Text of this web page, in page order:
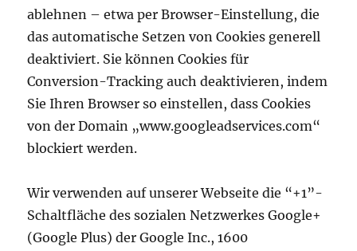
ablehnen – etwa per Browser-Einstellung, die
das automatische Setzen von Cookies generell
deaktiviert. Sie können Cookies für
Conversion-Tracking auch deaktivieren, indem
Sie Ihren Browser so einstellen, dass Cookies
von der Domain „www.googleadservices.com“
blockiert werden.
Wir verwenden auf unserer Webseite die “+1”-
Schaltfläche des sozialen Netzwerkes Google+
(Google Plus) der Google Inc., 1600